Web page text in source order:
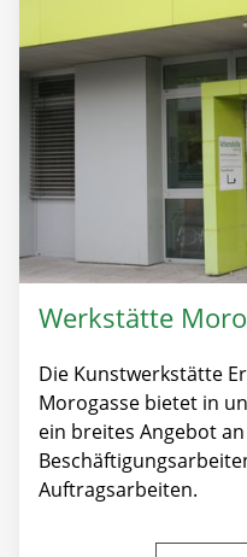
Werkstätte
Die Kunstwerkstätte
Morogasse bietet in
ein breites Angebot
Auftragsarbeiten.